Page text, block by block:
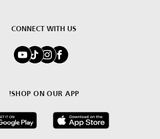
CONNECT WITH US
SHOP ON OUR APP!